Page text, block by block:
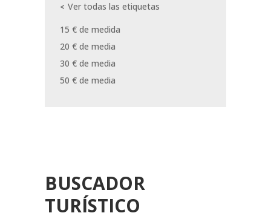
Ver todas las etiquetas
15 € de medida
20 € de media
30 € de media
50 € de media
BUSCADOR
TURÍSTICO